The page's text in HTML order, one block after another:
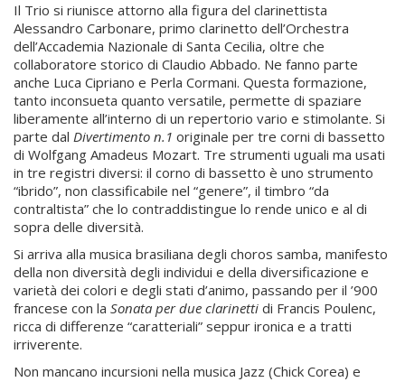
Il Trio si riunisce attorno alla figura del clarinettista
Alessandro Carbonare, primo clarinetto dell’Orchestra
dell’Accademia Nazionale di Santa Cecilia, oltre che
collaboratore storico di Claudio Abbado. Ne fanno parte
anche Luca Cipriano e Perla Cormani. Questa formazione,
tanto inconsueta quanto versatile, permette di spaziare
liberamente all’interno di un repertorio vario e stimolante. Si
parte dal Divertimento n.1 originale per tre corni di bassetto
di Wolfgang Amadeus Mozart. Tre strumenti uguali ma usati
in tre registri diversi: il corno di bassetto è uno strumento
“ibrido”, non classificabile nel “genere”, il timbro “da
contraltista” che lo contraddistingue lo rende unico e al di
sopra delle diversità.
Si arriva alla musica brasiliana degli choros samba, manifesto
della non diversità degli individui e della diversificazione e
varietà dei colori e degli stati d’animo, passando per il ’900
francese con la Sonata per due clarinetti di Francis Poulenc,
ricca di differenze “caratteriali” seppur ironica e a tratti
irriverente.
Non mancano incursioni nella musica Jazz (Chick Corea) e